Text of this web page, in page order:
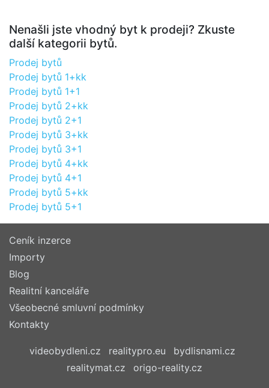
Nenašli jste vhodný byt k prodeji? Zkuste
další kategorii bytů.
Prodej bytů
Prodej bytů 1+kk
Prodej bytů 1+1
Prodej bytů 2+kk
Prodej bytů 2+1
Prodej bytů 3+kk
Prodej bytů 3+1
Prodej bytů 4+kk
Prodej bytů 4+1
Prodej bytů 5+kk
Prodej bytů 5+1
Ceník inzerce
Importy
Blog
Realitní kanceláře
Všeobecné smluvní podmínky
Kontakty
videobydleni.cz realitypro.eu
bydlisnami.cz
realitymat.cz
origo-reality.cz